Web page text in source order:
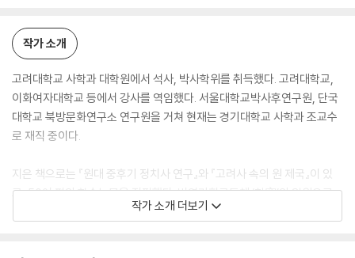
작가 소개
고려대학교 사학과 대학원에서 석사, 박사학위를 취득했다. 고려대학교,
이화여자대학교 등에서 강사를 역임했다. 서울대학교박사후연구원, 단국
대학교 북방문화연구소 연구원을 거쳐 현재는 경기대학교 사학과 조교수
로 재직 중이다.
지은 책으로는 『원대 중후기 정치사 연구』와 『고려사 속의 원 제국』이 있
고, 50여 편의 학술논문을 집필했다. 번역기획공동체 ‘창窓’의 일원으로
활동하면서 『몽골족의 역사』, 『킵차크 칸국』, 『칭기스의 교환』, 『몽골제
작가 소개 더보기